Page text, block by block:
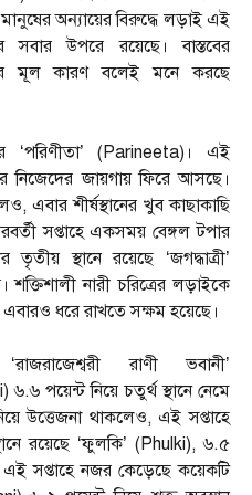
অন্যায়ের বিরুদ্ধে লড়াই এই
সবার উপরে রয়েছে। বাস্তবের
মূল কারণ বলেই মনে করছে
‘পরিণীতা’ (Parineeta)। এই
নিজেদের জায়গায় ফিরে আসছে।
এবার শীর্ষস্থানের খুব কাছাকাছি
সপ্তাহে একসময় বেঙ্গল টপার
স্থানে রয়েছে ‘জগদ্ধাত্রী’
নারী চরিত্রের লড়াইকে
ধরে রাখতে সক্ষম হয়েছে।
রাণী ভবানী’
পয়েন্ট নিয়ে চতুর্থ স্থানে নেমে
উত্তেজনা থাকলেও, এই সপ্তাহে
রয়েছে ‘ফুলকি’ (Phulki), ৬.৫
এই সপ্তাহে নজর কেড়েছে কয়েকটি